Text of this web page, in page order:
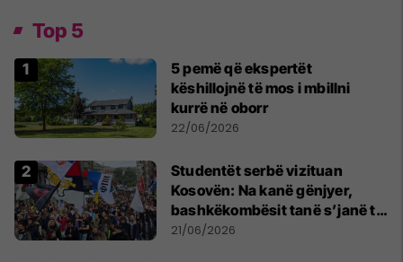
Top 5
5 pemë që ekspertët
këshillojnë të mos i mbillni
kurrë në oborr
22/06/2026
Studentët serbë vizituan
Kosovën: Na kanë gënjyer,
bashkëkombësit tanë s’janë të
shtypur
21/06/2026